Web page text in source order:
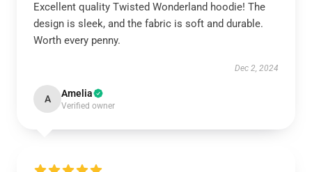
Excellent quality Twisted Wonderland hoodie! The
design is sleek, and the fabric is soft and durable.
Worth every penny.
Dec 2, 2024
A Amelia
Verified owner